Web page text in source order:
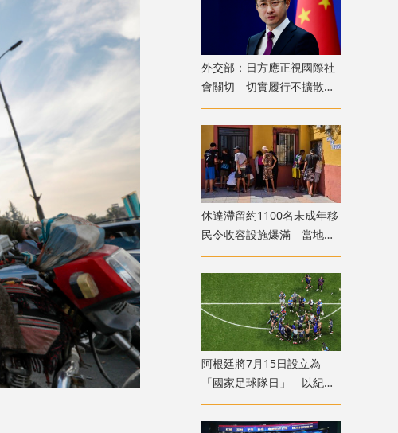
外交部：日方應正視國際社
會關切 切實履行不擴散核
武器的國際法義務
​休達滯留約1100名未成年移
民令收容設施爆滿 當地冀
移送西班牙本土
​阿根廷將7月15日設立為
「國家足球隊日」 以紀念
世盃挫英格蘭